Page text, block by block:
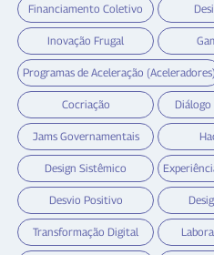
Financiamento Coletivo
Inovação Frugal
Programas de Aceleração (Aceleradores)
Cocriação
Jams Governamentais
Design Sistêmico
Desvio Positivo
Transformação Digital